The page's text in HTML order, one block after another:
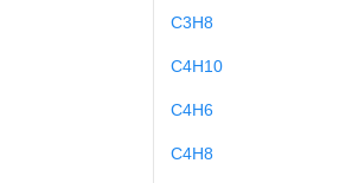
C3H8
C4H10
C4H6
C4H8